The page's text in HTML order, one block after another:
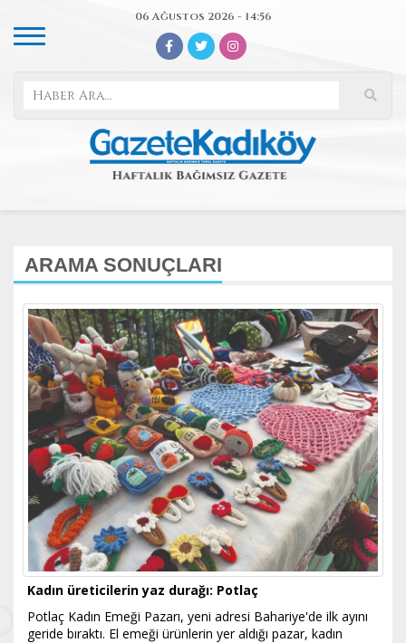
06 Ağustos 2026 - 14:56
ARAMA SONUÇLARI
Kadın üreticilerin yaz durağı: Potlaç
Potlaç Kadın Emeği Pazarı, yeni adresi Bahariye'de ilk ayını
geride bıraktı. El emeği ürünlerin yer aldığı pazar, kadın